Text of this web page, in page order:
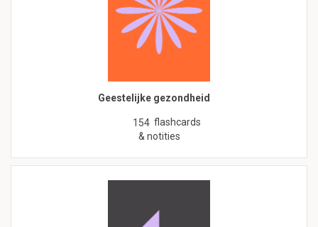
Geestelijke gezondheid
154 flashcards
& notities